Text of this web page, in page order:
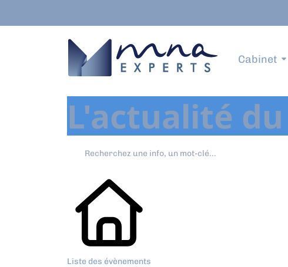
Cabinet
L'actualité
Liste des évènements